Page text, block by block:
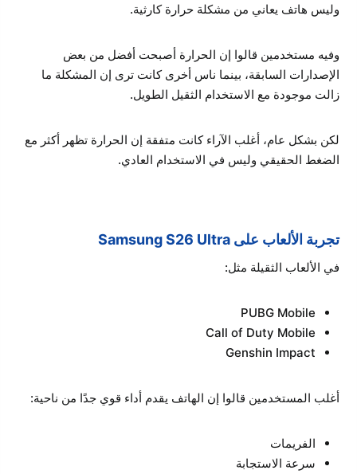
وليس هاتف يعاني من مشكلة حرارة كارثية.
وفيه مستخدمين قالوا إن الحرارة أصبحت أفضل من بعض
الإصدارات السابقة، بينما ناس أخرى كانت ترى إن المشكلة ما
زالت موجودة مع الاستخدام الثقيل الطويل.
لكن بشكل عام، أغلب الآراء كانت متفقة إن الحرارة تظهر أكثر مع
الضغط الحقيقي وليس في الاستخدام العادي.
تجربة الألعاب على Samsung S26 Ultra
في الألعاب الثقيلة مثل:
PUBG Mobile
Call of Duty Mobile
Genshin Impact
أغلب المستخدمين قالوا إن الهاتف يقدم أداء قوي جدًا من ناحية:
الفريمات
سرعة الاستجابة